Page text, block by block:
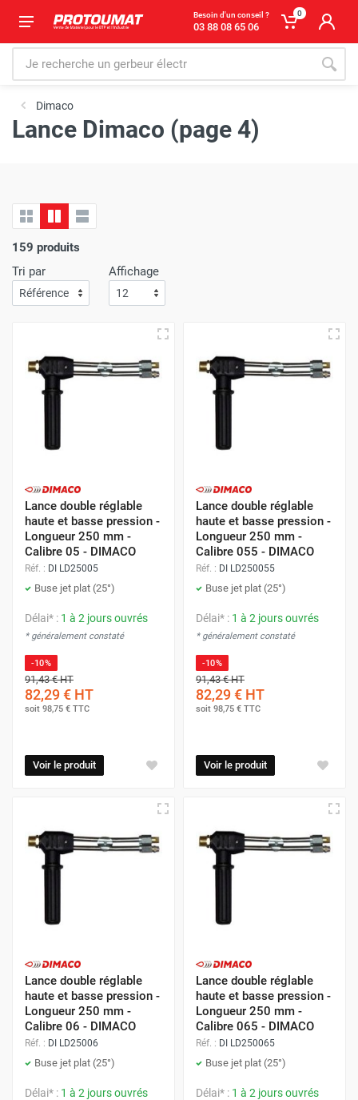
Besoin d'un conseil ?
03 88 08 65 06
0
Dimaco
Lance Dimaco (page 4)
159 produits
Tri par
Affichage
Lance double réglable
haute et basse pression -
Longueur 250 mm -
Calibre 05 - DIMACO
Réf. : DI LD25005
Buse jet plat (25°)
Délai* : 1 à 2 jours ouvrés
* généralement constaté
-10%
91,43 €HT
82,29 € HT
soit 98,75 € TTC
Voir le produit
Lance double réglable
haute et basse pression -
Longueur 250 mm -
Calibre 055 - DIMACO
Réf. : DI LD250055
Buse jet plat (25°)
Délai* : 1 à 2 jours ouvrés
* généralement constaté
-10%
91,43 €HT
82,29 € HT
soit 98,75 € TTC
Voir le produit
Lance double réglable
haute et basse pression -
Longueur 250 mm -
Calibre 06 - DIMACO
Réf. : DI LD25006
Buse jet plat (25°)
Délai* : 1 à 2 jours ouvrés
Lance double réglable
haute et basse pression -
Longueur 250 mm -
Calibre 065 - DIMACO
Réf. : DI LD250065
Buse jet plat (25°)
Délai* : 1 à 2 jours ouvrés